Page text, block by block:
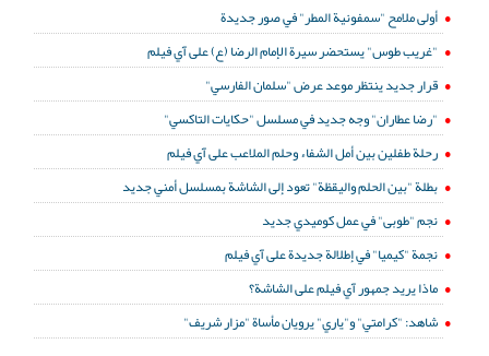
أولى ملامح "سمفونية المطر" في صور جديدة
"غريب طوس" يستحضر سيرة الإمام الرضا (ع) على آي فيلم
قرار جديد ينتظر موعد عرض "سلمان الفارسي"
"رضا عطاران" وجه جديد في مسلسل "حكايات التاكسي"
رحلة طفلين بين أمل الشفاء وحلم الملاعب على آي فيلم
بطلة "بين الحلم واليقظة" تعود إلى الشاشة بمسلسل أمني جديد
نجم "طوبى" في عمل كوميدي جديد
نجمة "كيميا" في إطلالة جديدة على آي فيلم
ماذا يريد جمهور آي فيلم على الشاشة؟
شاهد: "كرامتي" و"ياري" يرويان مأساة "مزار شريف"